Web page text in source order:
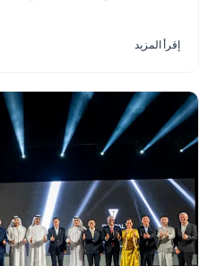
إقرأ المزيد